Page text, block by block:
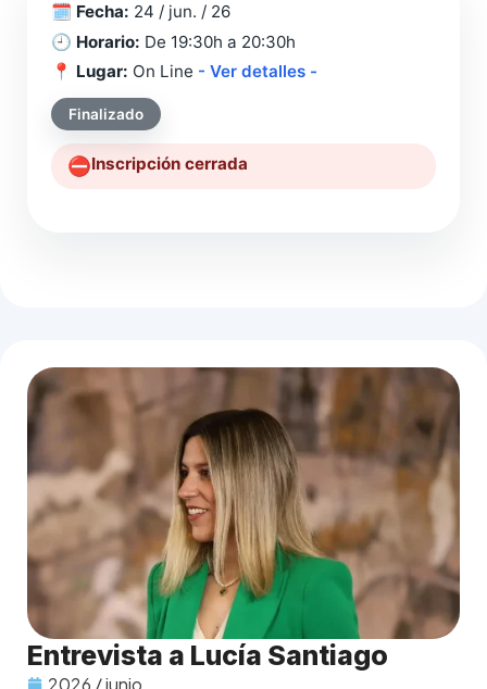
🗓️ Fecha: 24 / jun. / 26
🕘 Horario: De 19:30h a 20:30h
📍 Lugar: On Line - Ver detalles -
Finalizado
⛔️Inscripción cerrada
Entrevista a Lucía Santiago
2026 / junio